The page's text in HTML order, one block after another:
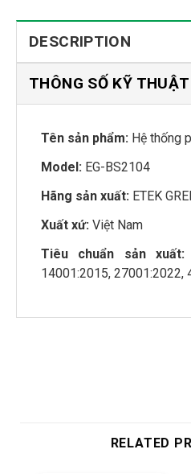
DESCRIPTION
THÔNG SỐ KỸ THUẬT
Tên sản phẩm: Hệ thống
Model: EG-BS2104
Hãng sản xuất: ETEK
Xuất xứ: Việt Nam
Tiêu chuẩn sản xuất:
14001:2015, 27001:2022,
RELATED